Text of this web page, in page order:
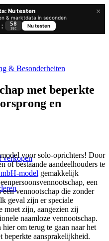
×
Nu testen
& marktdata in seconden
: 58
SEC
Nu testen
verkopen
met beperkte
en
voor solo-oprichters! Door
of bestaande aandeelhouders te
model gemakkelijk
een
vennootschap die zonder
geval zijn er speciale
moet zijn, aangezien zij
naamloze vennootschap.
hier om terug te gaan naar het
beperkte aansprakelijkheid.